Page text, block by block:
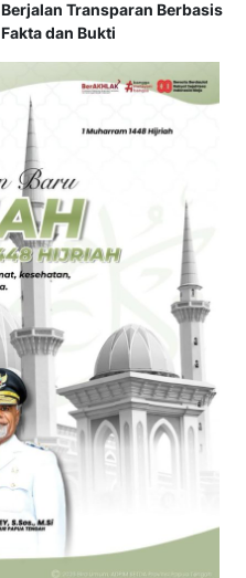
Berjalan Transparan Berbasis
Fakta dan Bukti